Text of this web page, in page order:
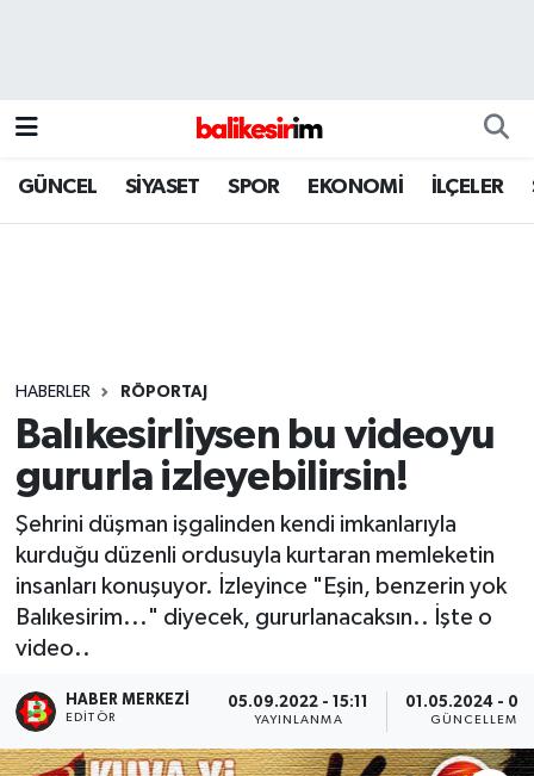
GÜNCEL SİYASET SPOR EKONOMİ İLÇELER
HABERLER RÖPORTAJ
Balıkesirliysen bu videoyu
gururla izleyebilirsin!
Şehrini düşman işgalinden kendi imkanlarıyla
kurduğu düzenli ordusuyla kurtaran memleketin
insanları konuşuyor. İzleyince "Eşin, benzerin yok
Balıkesirim..." diyecek, gururlanacaksın.. İşte o
video..
HABER MERKEZI
EDITÖR
05.09.2022 - 15:11
YAYINLANMA
01.05.2024 -
GÜNCELLEME